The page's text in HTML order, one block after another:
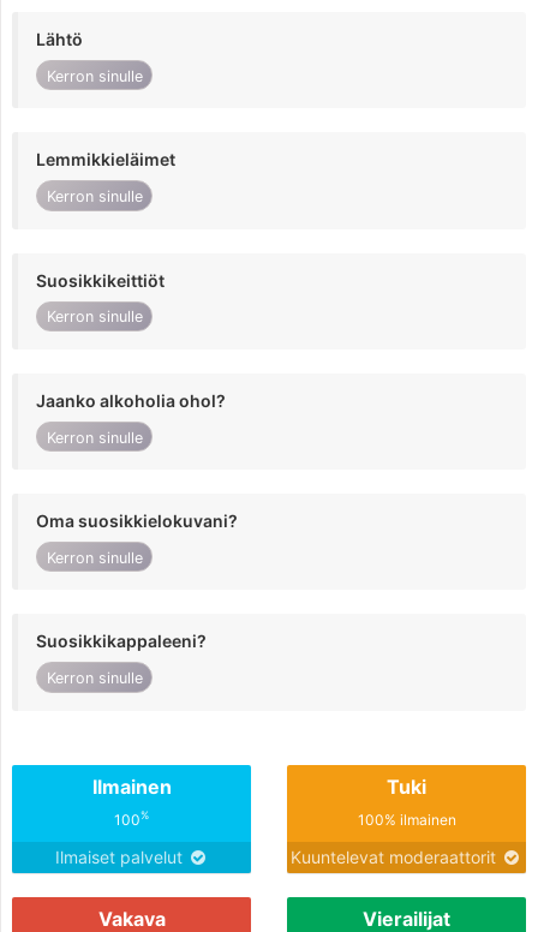
Lähtö
Kerron sinulle
Lemmikkieläimet
Kerron sinulle
Suosikkikeittiöt
Kerron sinulle
Jaanko alkoholia ohol?
Kerron sinulle
Oma suosikkielokuvani?
Kerron sinulle
Suosikkikappaleeni?
Kerron sinulle
Ilmainen
100%
Ilmaiset palvelut
Tuki
100% ilmainen
Kuuntelevat moderaattorit
Vakava Vierailijat